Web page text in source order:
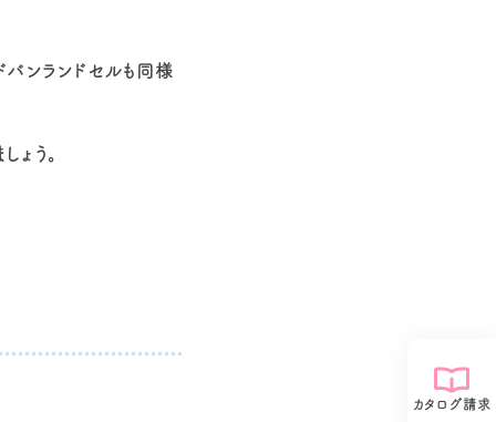
カタログ請求
バンランドセルも同様
う。